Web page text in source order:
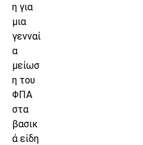
η για
μια
γενναί
α
μείωσ
η του
ΦΠΑ
στα
βασικ
ά είδη